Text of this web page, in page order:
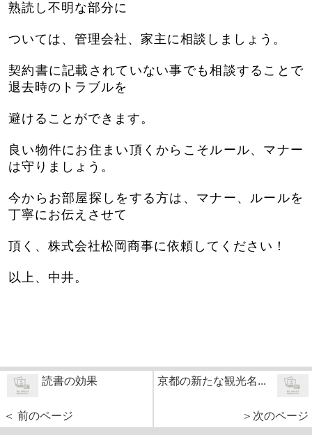
熟読し不明な部分に
ついては、管理会社、家主に相談しましょう。
契約書に記載されていない事でも相談することで
退去時のトラブルを
避けることができます。
良い物件にお住まい頂くからこそルール、マナー
は守りましょう。
今からお部屋探しをする方は、マナー、ルールを
丁寧にお伝えさせて
頂く、株式会社松岡商事に依頼してください！
以上、中井。
読書の効果
＜ 前のページ
京都の新たな観光名...
＞次のページ